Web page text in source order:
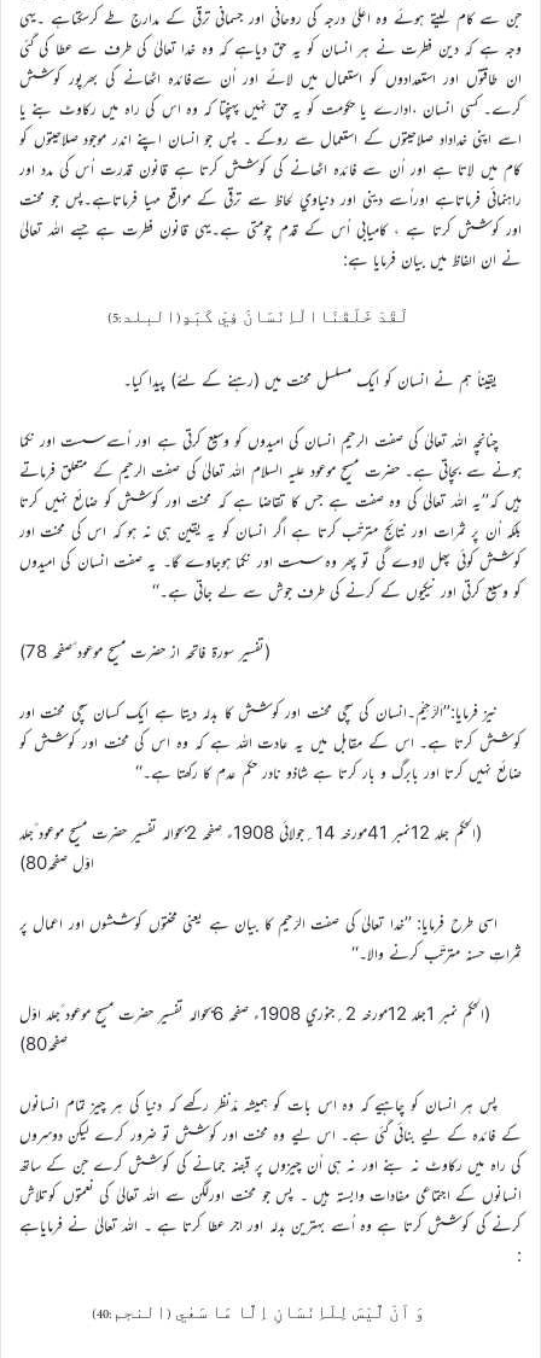
جن سے کام ليتے ہوئے وہ اعليٰ درجہ کي روحاني اور جسماني ترقي کے مدارج طے کرسکتاہے ۔يہي
وجہ ہے کہ دين فطرت نے ہر انسان کو يہ حق دياہے کہ وہ خدا تعاليٰ کي طرف سے عطا کي گئي
ان طاقتوں اور استعدادوں کو استعمال ميں لائے اور اُن سےفائدہ اٹھانے کي بھرپور کوشش
کرے۔ کسي انسان ،ادارے يا حکومت کو يہ حق نہيں پہنچتا کہ وہ اس کي راہ ميں رکاوٹ بنے يا
اسے اپني خداداد صلاحيتوں کے استعمال سے روکے ۔ پس جو انسان اپنے اندر موجود صلاحيتوں کو
کام ميں لاتا ہے اور اُن سے فائدہ اٹھانے کي کوشش کرتا ہے قانون قدرت اُس کي مدد اور
راہنمائي فرماتاہے اوراُسے ديني اور دنياوي لحاظ سے ترقي کے مواقع مہيا فرماتاہے۔پس جو محنت
اور کوشش کرتا ہے ، کاميابي اُس کے قدم چومتي ہے۔يہي قانون فطرت ہے جسے اللہ تعاليٰ
نے ان الفاظ ميں بيان فرمايا ہے:
لَقَدْ خَلَقْنَاالْاِنْسَانَ فِيْ کَبَدٍ(البلد:5)
يقيناً ہم نے انسان کو ايک مسلسل محنت ميں (رہنے کے لئے) پيدا کيا۔
چنانچہ اللہ تعاليٰ کي صفت الرحيم انسان کي اميدوں کو وسيع کرتي ہے اور اُسے سست اور نکمّا
ہونے سے بچاتي ہے۔ حضرت مسيح موعود عليہ السلام اللہ تعاليٰ کي صفت الرحيم کے متعلق فرماتے
ہيں کہ’’يہ اللہ تعاليٰ کي وہ صفت ہے جس کا تقاضا ہے کہ محنت اور کوشش کو ضائع نہيں کرتا
بلکہ اُن پر ثمرات اور نتائج مترتّب کرتا ہے اگر انسان کو يہ يقين ہي نہ ہو کہ اس کي محنت اور
کوشش کوئي پھل لاوے گي تو پھر وہ سست اور نکمّا ہوجاوے گا۔ يہ صفت انسان کي اميدوں
کو وسيع کرتي اور نيکيوں کے کرنے کي طرف جوش سے لے جاتي ہے۔‘‘
(تفسير سورة فاتحہ از حضرت مسيح موعود ؑصفحہ 78)
نيز فرمايا:’’اَلرَّحِيْم۔انسان کي سچي محنت اور کوشش کا بدلہ ديتا ہے ايک کسان سچي محنت اور
کوشش کرتا ہے۔ اس کے مقابل ميں يہ عادت اللہ ہے کہ وہ اس کي محنت اور کوشش کو
ضائع نہيں کرتا اور بابرگ و بار کرتا ہے شاذو نادر حکم عدم کا رکھتا ہے۔‘‘
(الحکم جلد 12نمبر 41مورخہ 14؍جولائي 1908ء صفحہ 2بحوالہ تفسير حضرت مسيح موعود ؑجلد
اوّل صفحہ80)
اسي طرح فرمايا: ’’خدا تعاليٰ کي صفت الرّحيم کا بيان ہے يعني محنتوں کوششوں اور اعمال پر
ثمراتِ حسنہ مترتّب کرنے والا۔‘‘
(الحکم نمبر 1جلد 12مورخہ 2؍جنوري 1908ء صفحہ 6بحوالہ تفسير حضرت مسيح موعود ؑجلد اوّل
صفحہ80)
پس ہر انسان کو چاہیے کہ وہ اس بات کو ہميشہ مدّنظر رکھے کہ دنيا کی ہر چيز تمام انسانوں
کے فائدہ کے ليے بنائي گئي ہے۔ اس ليے وہ محنت اور کوشش تو ضرور کرے ليکن دوسروں
کي راہ ميں رکاوٹ نہ بنے اور نہ ہي اُن چيزوں پر قبضہ جمانے کي کوشش کرے جن کے ساتھ
انسانوں کے اجتماعي مفادات وابستہ ہيں ۔ پس جو محنت اورلگن سے اللہ تعاليٰ کي نعمتوں کوتلاش
کرنے کي کوشش کرتا ہے وہ اُسے بہترين بدلہ اور اجر عطا کرتا ہے ۔ اللہ تعاليٰ نے فرماياہے
:
وَ اَنْ لَّيْسَ لِلْاِنْسَانِ اِلَّا مَا سَعٰي (النجم:40)